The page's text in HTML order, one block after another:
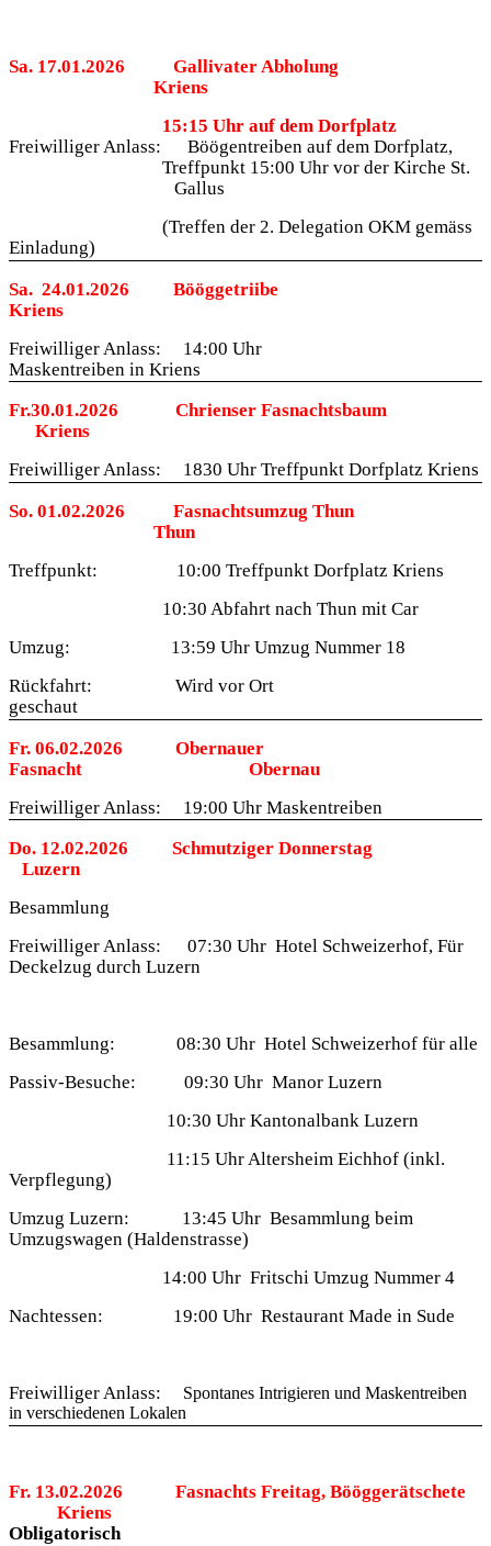
Sa. 17.01.2026
Gallivater Abholung
Kriens
15:15 Uhr auf dem Dorfplatz
Freiwilliger Anlass:
Böögentreiben auf dem Dorfplatz,
Treffpunkt 15:00 Uhr vor der Kirche St.
Gallus
(Treffen der 2. Delegation OKM gemäss
Einladung)
Sa. 24.01.2026
Bööggetriibe
Kriens
Freiwilliger Anlass:
14:00 Uhr
Maskentreiben in Kriens
Fr.30.01.2026
Chrienser Fasnachtsbaum
Kriens
Freiwilliger Anlass:
1830 Uhr Treffpunkt Dorfplatz Kriens
So. 01.02.2026
Fasnachtsumzug Thun
Thun
Treffpunkt:
10:00 Treffpunkt Dorfplatz Kriens
10:30 Abfahrt nach Thun mit Car
Umzug:
13:59 Uhr Umzug Nummer 18
Rückfahrt:
Wird vor Ort
geschaut
Fr. 06.02.2026
Obernauer
Fasnacht
Obernau
Freiwilliger Anlass:
19:00 Uhr Maskentreiben
Do. 12.02.2026
Schmutziger Donnerstag
Luzern
Besammlung
Freiwilliger Anlass:
07:30 Uhr Hotel Schweizerhof, Für
Deckelzug durch Luzern
Besammlung: 08:30 Uhr Hotel Schweizerhof für alle
Passiv-Besuche:
09:30 Uhr Manor Luzern
10:30 Uhr Kantonalbank Luzern
11:15 UhrAltersheim Eichhof (inkl.
Verpflegung)
Umzug Luzern:
13:45 Uhr Besammlung beim
Umzugswagen (Haldenstrasse)
14:00 Uhr Fritschi Umzug Nummer 4
Nachtessen:
19:00 Uhr Restaurant Made in Sude
Freiwilliger Anlass:
Spontanes Intrigieren und Maskentreiben
in verschiedenen Lokalen
Fr. 13.02.2026
Fasnachts Freitag, Bööggerätschete
Kriens
Obligatorisch